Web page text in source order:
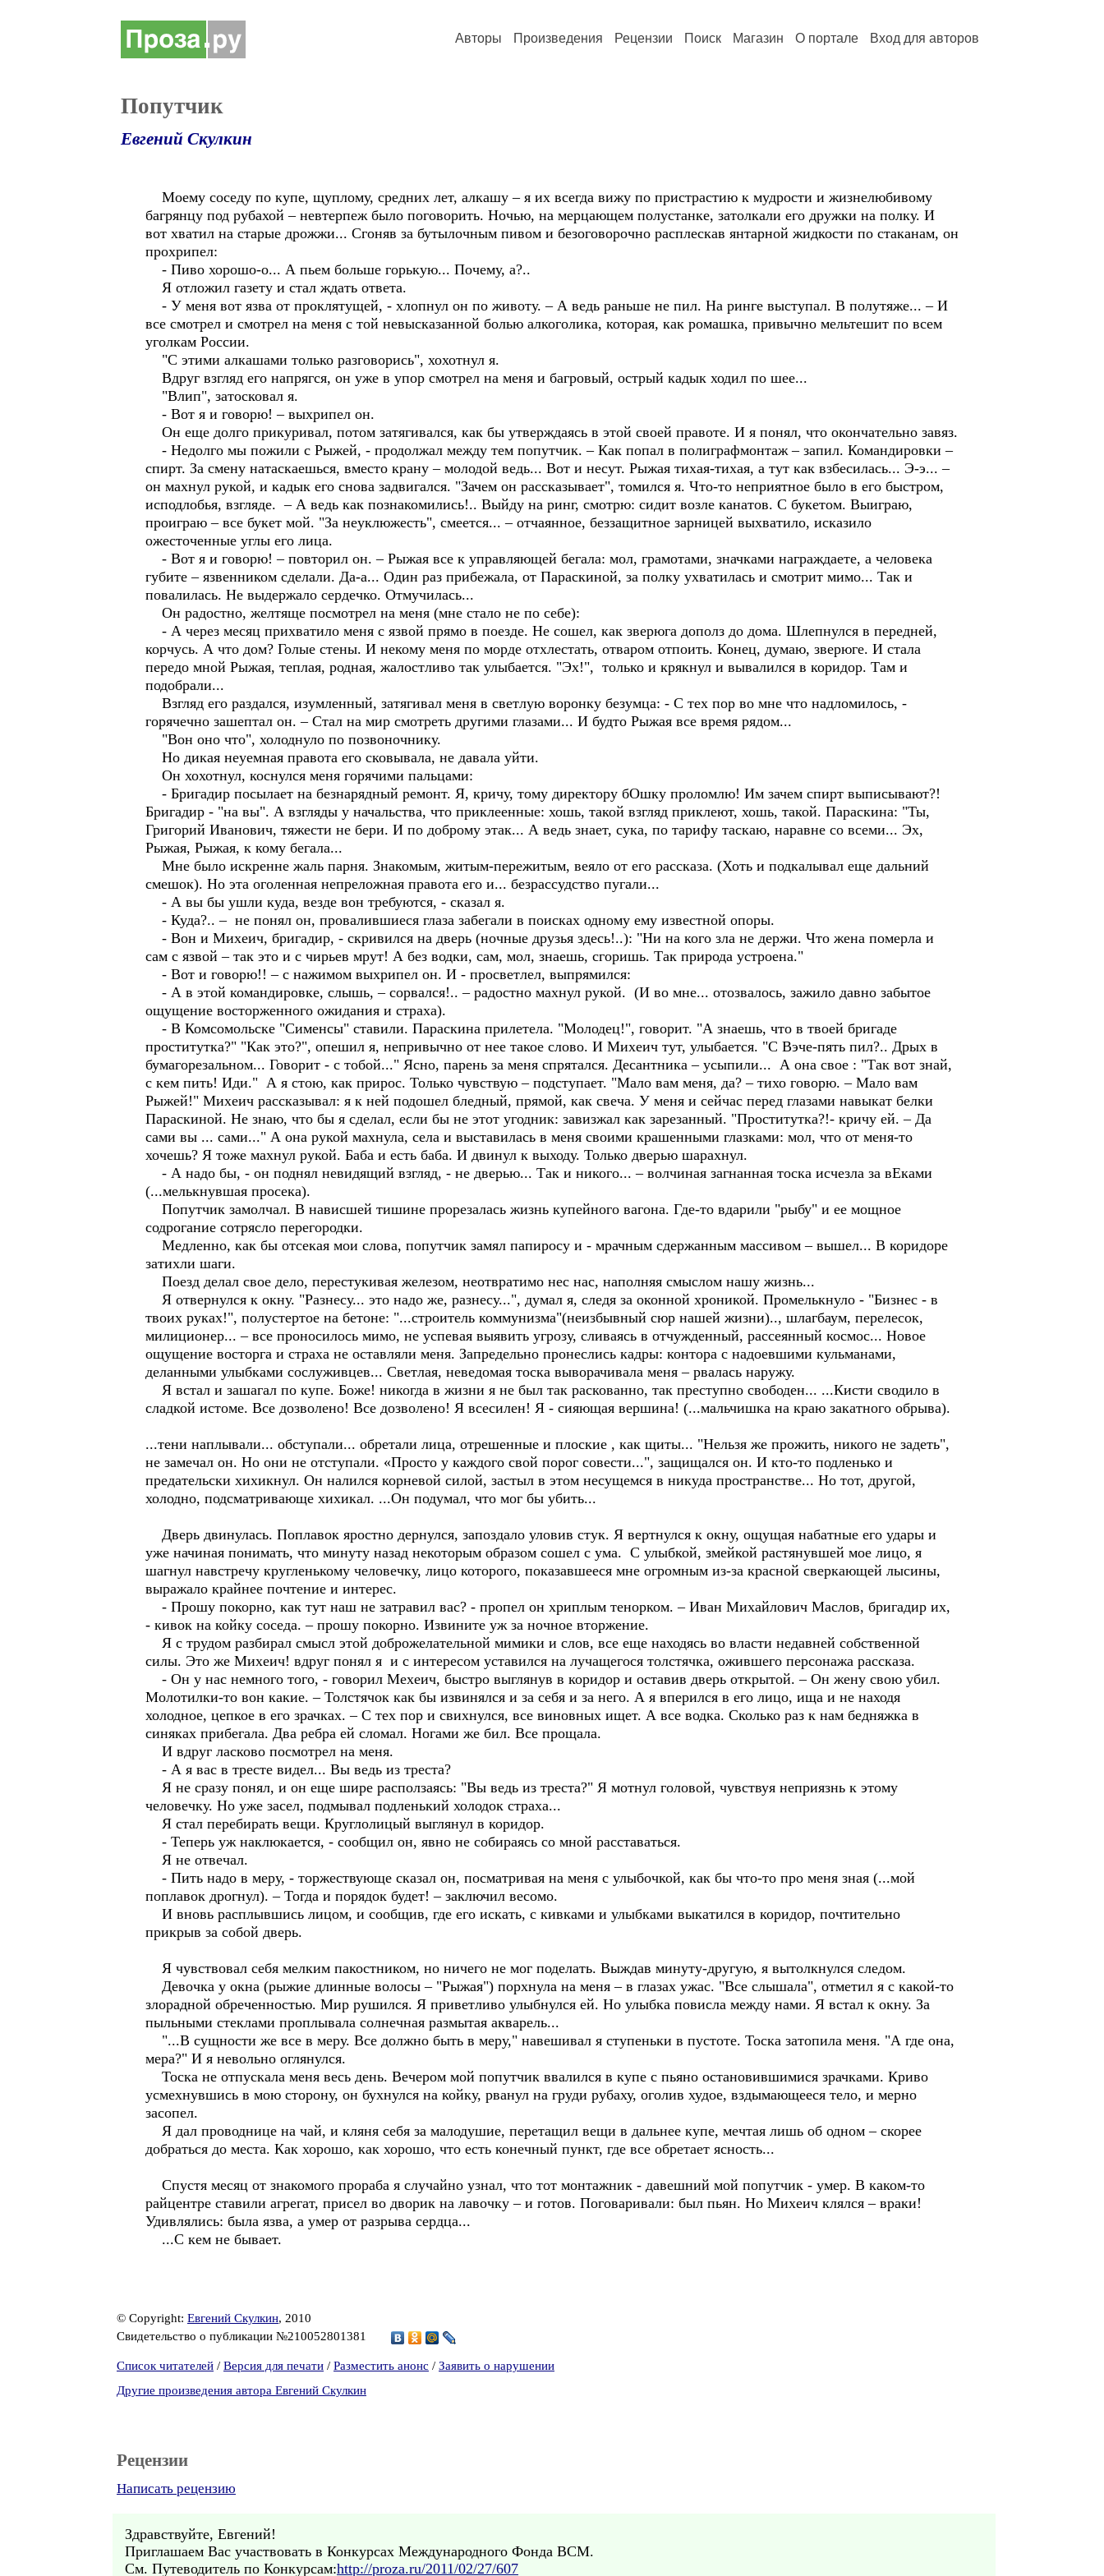
Авторы Произведения Рецензии Поиск Магазин О портале Вход для авторов
Попутчик
Евгений Скулкин
Моему соседу по купе, щуплому, средних лет, алкашу – я их всегда вижу по пристрастию к мудрости и жизнелюбивому
багрянцу под рубахой – невтерпеж было поговорить. Ночью, на мерцающем полустанке, затолкали его дружки на полку. И
вот хватил на старые дрожжи... Сгоняв за бутылочным пивом и безоговорочно расплескав янтарной жидкости по стаканам, он
прохрипел:
- Пиво хорошо-о... А пьем больше горькую... Почему, а?..
Я отложил газету и стал ждать ответа.
- У меня вот язва от проклятущей, - хлопнул он по животу. – А ведь раньше не пил. На ринге выступал. В полутяже... – И
все смотрел и смотрел на меня с той невысказанной болью алкоголика, которая, как ромашка, привычно мельтешит по всем
уголкам России.
"С этими алкашами только разговорись", хохотнул я.
Вдруг взгляд его напрягся, он уже в упор смотрел на меня и багровый, острый кадык ходил по шее...
"Влип", затосковал я.
- Вот я и говорю! – выхрипел он.
Он еще долго прикуривал, потом затягивался, как бы утверждаясь в этой своей правоте. И я понял, что окончательно завяз.
- Недолго мы пожили с Рыжей, - продолжал между тем попутчик. – Как попал в полиграфмонтаж – запил. Командировки –
спирт. За смену натаскаешься, вместо крану – молодой ведь... Вот и несут. Рыжая тихая-тихая, а тут как взбесилась... Э-э... –
он махнул рукой, и кадык его снова задвигался. "Зачем он рассказывает", томился я. Что-то неприятное было в его быстром,
исподлобья, взгляде. – А ведь как познакомились!.. Выйду на ринг, смотрю: сидит возле канатов. С букетом. Выиграю,
проиграю – все букет мой. "За неуклюжесть", смеется... – отчаянное, беззащитное зарницей выхватило, исказило
ожесточенные углы его лица.
- Вот я и говорю! – повторил он. – Рыжая все к управляющей бегала: мол, грамотами, значками награждаете, а человека
губите – язвенником сделали. Да-а... Один раз прибежала, от Параскиной, за полку ухватилась и смотрит мимо... Так и
повалилась. Не выдержало сердечко. Отмучилась...
Он радостно, желтяще посмотрел на меня (мне стало не по себе):
- А через месяц прихватило меня с язвой прямо в поезде. Не сошел, как зверюга дополз до дома. Шлепнулся в передней,
корчусь. А что дом? Голые стены. И некому меня по морде отхлестать, отваром отпоить. Конец, думаю, зверюге. И стала
передо мной Рыжая, теплая, родная, жалостливо так улыбается. "Эх!", только и крякнул и вывалился в коридор. Там и
подобрали...
Взгляд его раздался, изумленный, затягивал меня в светлую воронку безумца: - С тех пор во мне что надломилось, -
горячечно зашептал он. – Стал на мир смотреть другими глазами... И будто Рыжая все время рядом...
"Вон оно что", холоднуло по позвоночнику.
Но дикая неуемная правота его сковывала, не давала уйти.
Он хохотнул, коснулся меня горячими пальцами:
- Бригадир посылает на безнарядный ремонт. Я, кричу, тому директору бОшку проломлю! Им зачем спирт выписывают?!
Бригадир - "на вы". А взгляды у начальства, что приклеенные: хошь, такой взгляд приклеют, хошь, такой. Параскина: "Ты,
Григорий Иванович, тяжести не бери. И по доброму этак... А ведь знает, сука, по тарифу таскаю, наравне со всеми... Эх,
Рыжая, Рыжая, к кому бегала...
Мне было искренне жаль парня. Знакомым, житым-пережитым, веяло от его рассказа. (Хоть и подкалывал еще дальний
смешок). Но эта оголенная непреложная правота его и... безрассудство пугали...
- А вы бы ушли куда, везде вон требуются, - сказал я.
- Куда?.. – не понял он, провалившиеся глаза забегали в поисках одному ему известной опоры.
- Вон и Михеич, бригадир, - скривился на дверь (ночные друзья здесь!..): "Ни на кого зла не держи. Что жена померла и
сам с язвой – так это и с чирьев мрут! А без водки, сам, мол, знаешь, сгоришь. Так природа устроена."
- Вот и говорю!! – с нажимом выхрипел он. И - просветлел, выпрямился:
- А в этой командировке, слышь, – сорвался!.. – радостно махнул рукой. (И во мне... отозвалось, зажило давно забытое
ощущение восторженного ожидания и страха).
- В Комсомольске "Сименсы" ставили. Параскина прилетела. "Молодец!", говорит. "А знаешь, что в твоей бригаде
проститутка?" "Как это?", опешил я, непривычно от нее такое слово. И Михеич тут, улыбается. "С Вэче-пять пил?.. Дрых в
бумагорезальном... Говорит - с тобой..." Ясно, парень за меня спрятался. Десантника – усыпили... А она свое : "Так вот знай,
с кем пить! Иди." А я стою, как прирос. Только чувствую – подступает. "Мало вам меня, да? – тихо говорю. – Мало вам
Рыжей!" Михеич рассказывал: я к ней подошел бледный, прямой, как свеча. У меня и сейчас перед глазами навыкат белки
Параскиной. Не знаю, что бы я сделал, если бы не этот угодник: завизжал как зарезанный. "Проститутка?!- кричу ей. – Да
сами вы ... сами..." А она рукой махнула, села и выставилась в меня своими крашенными глазками: мол, что от меня-то
хочешь? Я тоже махнул рукой. Баба и есть баба. И двинул к выходу. Только дверью шарахнул.
- А надо бы, - он поднял невидящий взгляд, - не дверью... Так и никого... – волчиная загнанная тоска исчезла за вЕками
(...мелькнувшая просека).
Попутчик замолчал. В нависшей тишине прорезалась жизнь купейного вагона. Где-то вдарили "рыбу" и ее мощное
содрогание сотрясло перегородки.
Медленно, как бы отсекая мои слова, попутчик замял папиросу и - мрачным сдержанным массивом – вышел... В коридоре
затихли шаги.
Поезд делал свое дело, перестукивая железом, неотвратимо нес нас, наполняя смыслом нашу жизнь...
Я отвернулся к окну. "Разнесу... это надо же, разнесу...", думал я, следя за оконной хроникой. Промелькнуло - "Бизнес - в
твоих руках!", полустертое на бетоне: "...строитель коммунизма"(неизбывный сюр нашей жизни).., шлагбаум, перелесок,
милиционер... – все проносилось мимо, не успевая выявить угрозу, сливаясь в отчужденный, рассеянный космос... Новое
ощущение восторга и страха не оставляли меня. Запредельно пронеслись кадры: контора с надоевшими кульманами,
деланными улыбками сослуживцев... Светлая, неведомая тоска выворачивала меня – рвалась наружу.
Я встал и зашагал по купе. Боже! никогда в жизни я не был так раскованно, так преступно свободен... ...Кисти сводило в
сладкой истоме. Все дозволено! Все дозволено! Я всесилен! Я - сияющая вершина! (...мальчишка на краю закатного обрыва).
...тени наплывали... обступали... обретали лица, отрешенные и плоские , как щиты... "Нельзя же прожить, никого не задеть",
не замечал он. Но они не отступали. «Просто у каждого свой порог совести...", защищался он. И кто-то подленько и
предательски хихикнул. Он налился корневой силой, застыл в этом несущемся в никуда пространстве... Но тот, другой,
холодно, подсматривающе хихикал. ...Он подумал, что мог бы убить...
Дверь двинулась. Поплавок яростно дернулся, запоздало уловив стук. Я вертнулся к окну, ощущая набатные его удары и
уже начиная понимать, что минуту назад некоторым образом сошел с ума. С улыбкой, змейкой растянувшей мое лицо, я
шагнул навстречу кругленькому человечку, лицо которого, показавшееся мне огромным из-за красной сверкающей лысины,
выражало крайнее почтение и интерес.
- Прошу покорно, как тут наш не затравил вас? - пропел он хриплым тенорком. – Иван Михайлович Маслов, бригадир их,
- кивок на койку соседа. – прошу покорно. Извините уж за ночное вторжение.
Я с трудом разбирал смысл этой доброжелательной мимики и слов, все еще находясь во власти недавней собственной
силы. Это же Михеич! вдруг понял я и с интересом уставился на лучащегося толстячка, ожившего персонажа рассказа.
- Он у нас немного того, - говорил Мехеич, быстро выглянув в коридор и оставив дверь открытой. – Он жену свою убил.
Молотилки-то вон какие. – Толстячок как бы извинялся и за себя и за него. А я вперился в его лицо, ища и не находя
холодное, цепкое в его зрачках. – С тех пор и свихнулся, все виновных ищет. А все водка. Сколько раз к нам бедняжка в
синяках прибегала. Два ребра ей сломал. Ногами же бил. Все прощала.
И вдруг ласково посмотрел на меня.
- А я вас в тресте видел... Вы ведь из треста?
Я не сразу понял, и он еще шире расползаясь: "Вы ведь из треста?" Я мотнул головой, чувствуя неприязнь к этому
человечку. Но уже засел, подмывал подленький холодок страха...
Я стал перебирать вещи. Круглолицый выглянул в коридор.
- Теперь уж наклюкается, - сообщил он, явно не собираясь со мной расставаться.
Я не отвечал.
- Пить надо в меру, - торжествующе сказал он, посматривая на меня с улыбочкой, как бы что-то про меня зная (...мой
поплавок дрогнул). – Тогда и порядок будет! – заключил весомо.
И вновь расплывшись лицом, и сообщив, где его искать, с кивками и улыбками выкатился в коридор, почтительно
прикрыв за собой дверь.
Я чувствовал себя мелким пакостником, но ничего не мог поделать. Выждав минуту-другую, я вытолкнулся следом.
Девочка у окна (рыжие длинные волосы – "Рыжая") порхнула на меня – в глазах ужас. "Все слышала", отметил я с какой-то
злорадной обреченностью. Мир рушился. Я приветливо улыбнулся ей. Но улыбка повисла между нами. Я встал к окну. За
пыльными стеклами проплывала солнечная размытая акварель...
"...В сущности же все в меру. Все должно быть в меру," навешивал я ступеньки в пустоте. Тоска затопила меня. "А где она,
мера?" И я невольно оглянулся.
Тоска не отпускала меня весь день. Вечером мой попутчик ввалился в купе с пьяно остановившимися зрачками. Криво
усмехнувшись в мою сторону, он бухнулся на койку, рванул на груди рубаху, оголив худое, вздымающееся тело, и мерно
засопел.
Я дал проводнице на чай, и кляня себя за малодушие, перетащил вещи в дальнее купе, мечтая лишь об одном – скорее
добраться до места. Как хорошо, как хорошо, что есть конечный пункт, где все обретает ясность...
Спустя месяц от знакомого прораба я случайно узнал, что тот монтажник - давешний мой попутчик - умер. В каком-то
райцентре ставили агрегат, присел во дворик на лавочку – и готов. Поговаривали: был пьян. Но Михеич клялся – враки!
Удивлялись: была язва, а умер от разрыва сердца...
...С кем не бывает.
© Copyright: Евгений Скулкин, 2010
Свидетельство о публикации №210052801381
Список читателей / Версия для печати / Разместить анонс / Заявить о нарушении
Другие произведения автора Евгений Скулкин
Рецензии
Написать рецензию
Здравствуйте, Евгений!
Приглашаем Вас участвовать в Конкурсах Международного Фонда ВСМ.
См. Путеводитель по Конкурсам:http://proza.ru/2011/02/27/607